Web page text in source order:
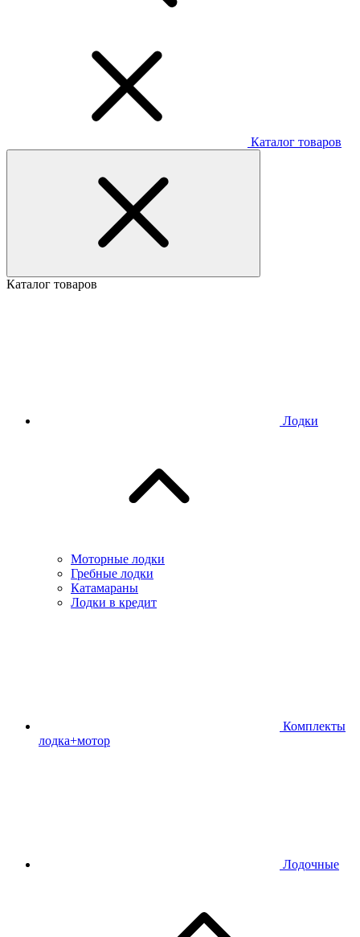
Каталог товаров
Каталог товаров
Лодки
Моторные лодки
Гребные лодки
Катамараны
Лодки в кредит
Комплекты
лодка+мотор
Лодочные